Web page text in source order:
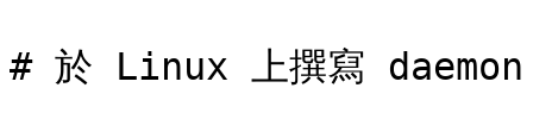
# 於 Linux 上撰寫